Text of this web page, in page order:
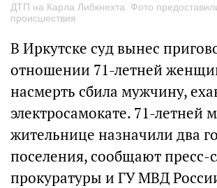
ДТП на Карла Либкнехта. Фото
происшествия
В Иркутске суд вынес
отношении 71-летней
насмерть сбила мужчину,
электросамокате. 71-летней
жительнице назначили два
поселения, сообщают пресс-
прокуратуры и ГУ МВД